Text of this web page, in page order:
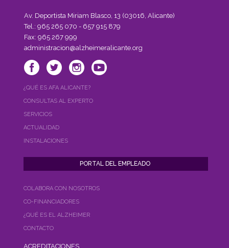
Av. Deportista Miriam Blasco, 13 (03016, Alicante)
Tel.: 965 265 070 - 657 915 879
Fax: 965 267 999
administracion@alzheimeralicante.org
¿QUÉ ES AFA ALICANTE?
CONSULTAS AL EXPERTO
SERVICIOS
ACTUALIDAD
INSTALACIONES
COLABORA CON NOSOTROS
CO-FINANCIADORES
¿QUÉ ES EL ALZHEIMER
CONTACTO
ACREDITACIONES